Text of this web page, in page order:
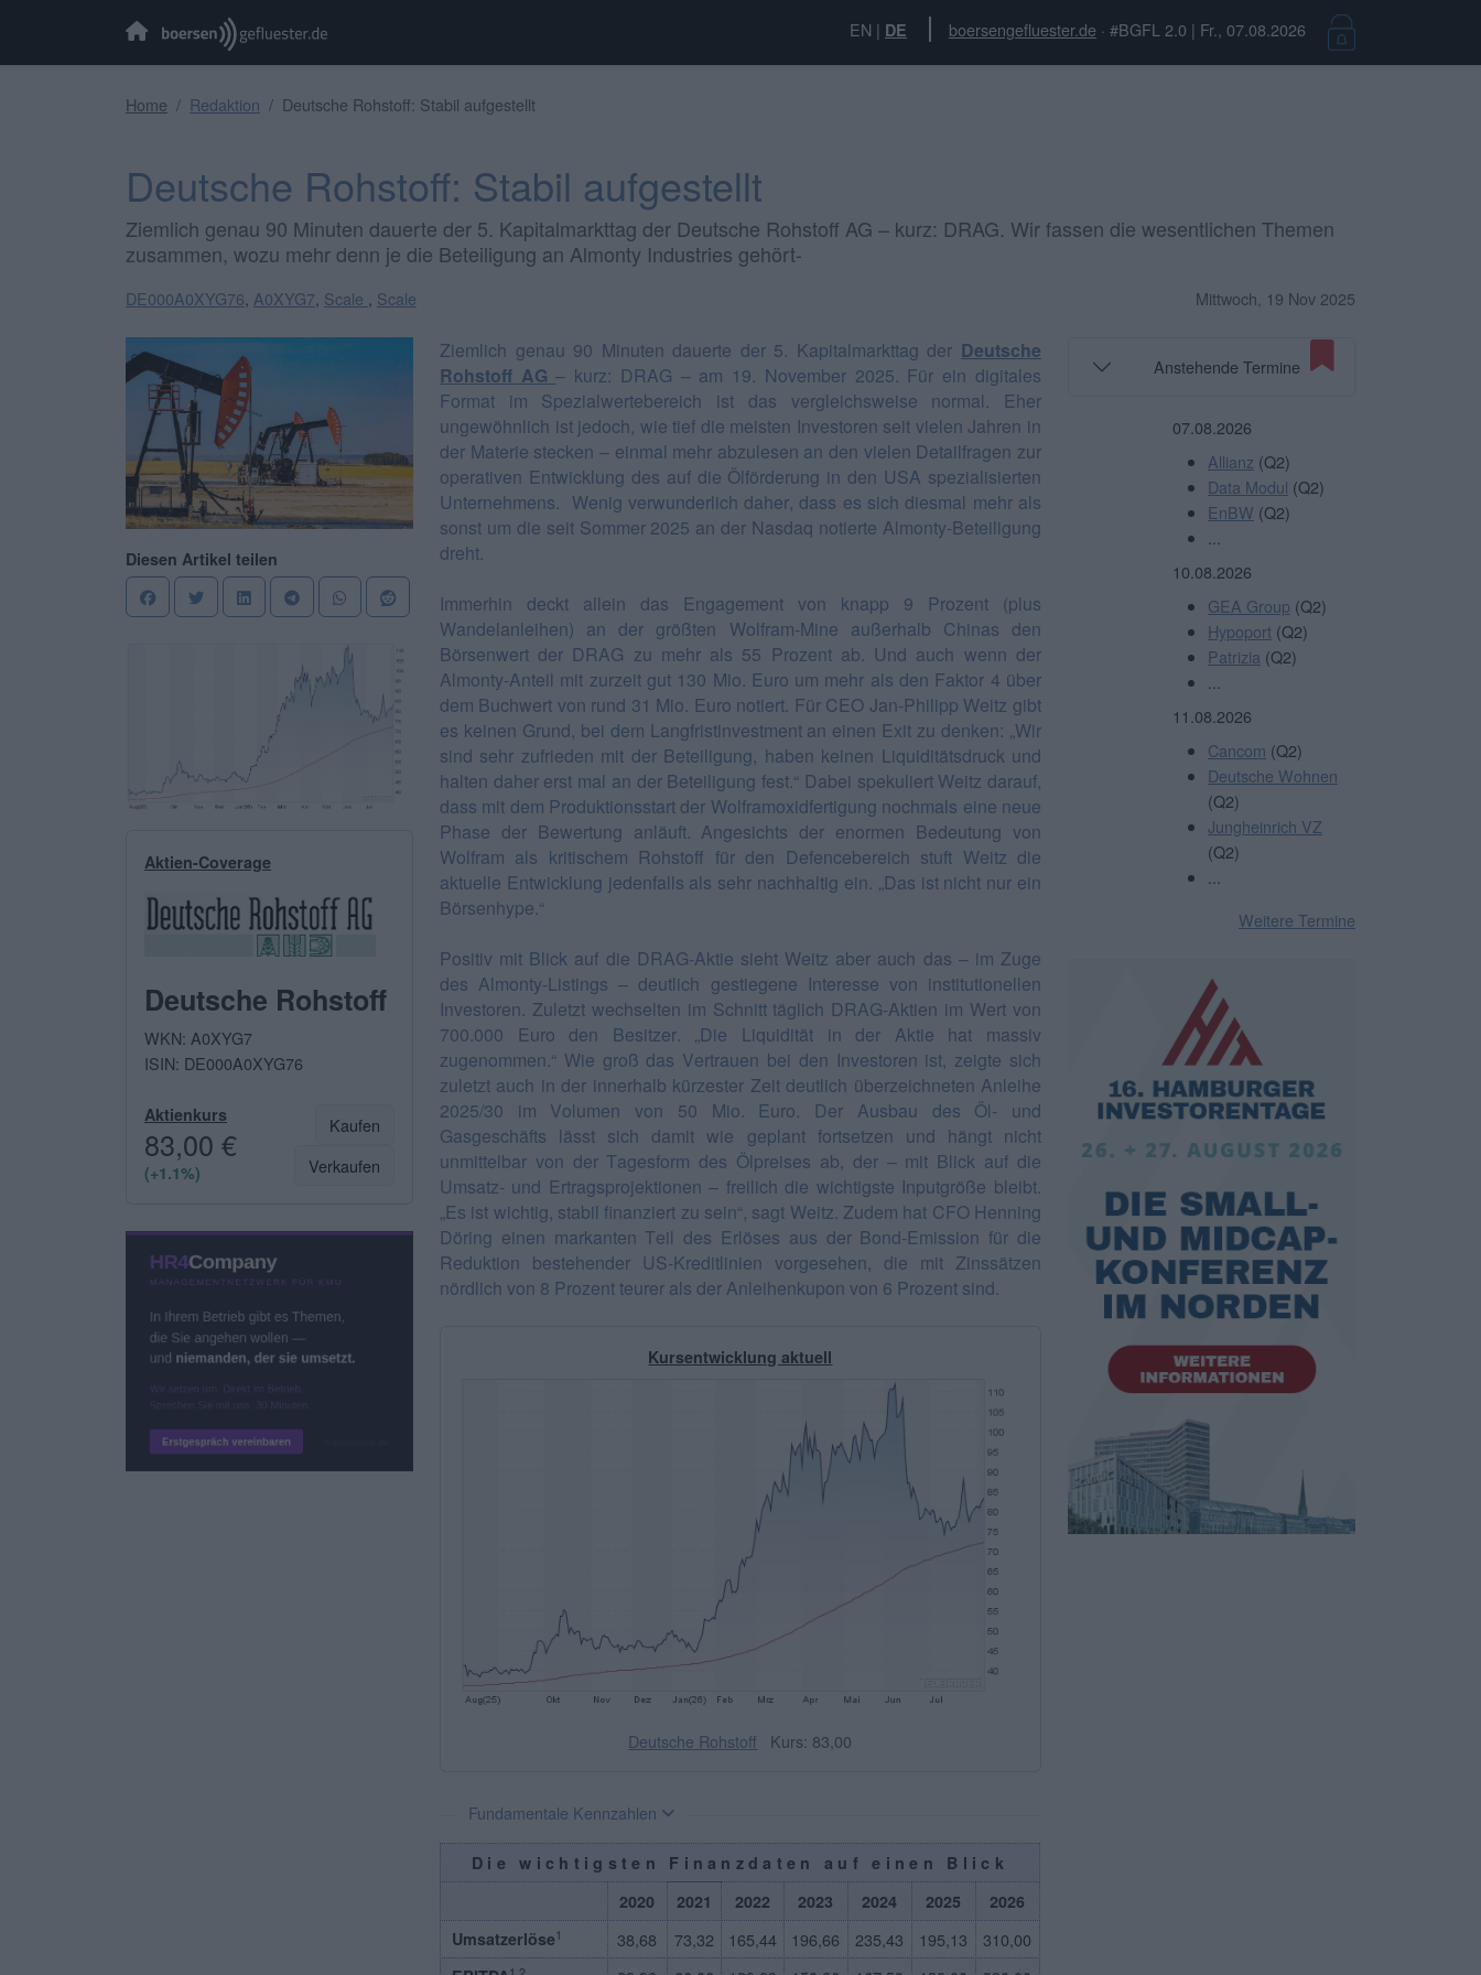
EN | DE boersengefluester.de · #BGFL 2.0 | Fr., 07.08.2026
Home Redaktion Deutsche Rohstoff: Stabil aufgestellt
Deutsche Rohstoff: Stabil aufgestellt
Ziemlich genau 90 Minuten dauerte der 5. Kapitalmarkttag der Deutsche Rohstoff AG – kurz: DRAG. Wir fassen die wesentlichen Themen
zusammen, wozu mehr denn je die Beteiligung an Almonty Industries gehört-
DE000A0XYG76 A0XYG7 Scale Scale Mittwoch, 19 Nov 2025
Diesen Artikel teilen
Aktien-Coverage
Deutsche Rohstoff
WKN: A0XYG7
ISIN: DE000A0XYG76
Aktienkurs
83,00 €
(+1.1%)
Kaufen
Verkaufen
Ziemlich genau 90 Minuten dauerte der 5. Kapitalmarkttag der Deutsche
Rohstoff AG– kurz: DRAG – am 19. November 2025. Für ein digitales
Format im Spezialwertebereich ist das vergleichsweise normal. Eher
ungewöhnlich ist jedoch, wie tief die meisten Investoren seit vielen Jahren in
der Materie stecken – einmal mehr abzulesen an den vielen Detailfragen zur
operativen Entwicklung des auf die Ölförderung in den USA spezialisierten
Unternehmens. Wenig verwunderlich daher, dass es sich diesmal mehr als
sonst um die seit Sommer 2025 an der Nasdaq notierte Almonty-Beteiligung
dreht.
Immerhin deckt allein das Engagement von knapp 9 Prozent (plus
Wandelanleihen) an der größten Wolfram-Mine außerhalb Chinas den
Börsenwert der DRAG zu mehr als 55 Prozent ab. Und auch wenn der
Almonty-Anteil mit zurzeit gut 130 Mio. Euro um mehr als den Faktor 4 über
dem Buchwert von rund 31 Mio. Euro notiert. Für CEO Jan-Philipp Weitz gibt
es keinen Grund, bei dem Langfristinvestment an einen Exit zu denken: „Wir
sind sehr zufrieden mit der Beteiligung, haben keinen Liquiditätsdruck und
halten daher erst mal an der Beteiligung fest.“ Dabei spekuliert Weitz darauf,
dass mit dem Produktionsstart der Wolframoxidfertigung nochmals eine neue
Phase der Bewertung anläuft. Angesichts der enormen Bedeutung von
Wolfram als kritischem Rohstoff für den Defencebereich stuft Weitz die
aktuelle Entwicklung jedenfalls als sehr nachhaltig ein. „Das ist nicht nur ein
Börsenhype.“
Positiv mit Blick auf die DRAG-Aktie sieht Weitz aber auch das – im Zuge
des Almonty-Listings – deutlich gestiegene Interesse von institutionellen
Investoren. Zuletzt wechselten im Schnitt täglich DRAG-Aktien im Wert von
700.000 Euro den Besitzer. „Die Liquidität in der Aktie hat massiv
zugenommen.“ Wie groß das Vertrauen bei den Investoren ist, zeigte sich
zuletzt auch in der innerhalb kürzester Zeit deutlich überzeichneten Anleihe
2025/30 im Volumen von 50 Mio. Euro. Der Ausbau des Öl- und
Gasgeschäfts lässt sich damit wie geplant fortsetzen und hängt nicht
unmittelbar von der Tagesform des Ölpreises ab, der – mit Blick auf die
Umsatz- und Ertragsprojektionen – freilich die wichtigste Inputgröße bleibt.
„Es ist wichtig, stabil finanziert zu sein“, sagt Weitz. Zudem hat CFO Henning
Döring einen markanten Teil des Erlöses aus der Bond-Emission für die
Reduktion bestehender US-Kreditlinien vorgesehen, die mit Zinssätzen
nördlich von 8 Prozent teurer als der Anleihenkupon von 6 Prozent sind.
Kursentwicklung aktuell
Deutsche Rohstoff Kurs: 83,00
Fundamentale Kennzahlen
Die wichtigsten Finanzdaten auf einen Blick
2020
2021 2022 2023 2024 2025
2026
Umsatzerlöse1 38,68 73,32 165,44 196,66 235,43 195,13 310,00
Anstehende Termine
07.08.2026
Allianz (Q2)
Data Modul (Q2)
EnBW (Q2)
10.08.2026
GEA Group (Q2)
Hypoport (Q2)
Patrizia (Q2)
11.08.2026
Cancom (Q2)
Deutsche Wohnen
(Q2)
Jungheinrich VZ
(Q2)
Weitere Termine